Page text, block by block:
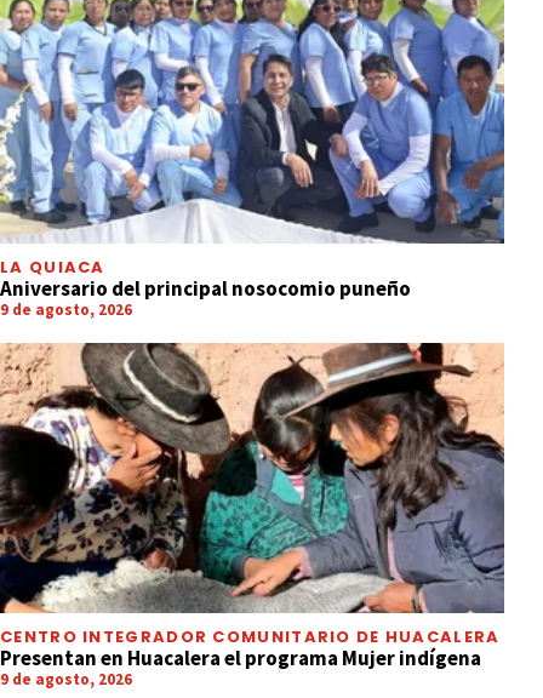
LA QUIACA
Aniversario del principal nosocomio puneño
9 de agosto, 2026
CENTRO INTEGRADOR COMUNITARIO DE HUACALERA
Presentan en Huacalera el programa Mujer indígena
9 de agosto, 2026